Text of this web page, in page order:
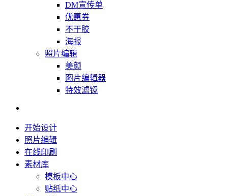
DM宣传单
优惠券
不干胶
海报
照片编辑
美颜
图片编辑器
特效滤镜
开始设计
照片编辑
在线印刷
素材库
模板中心
贴纸中心